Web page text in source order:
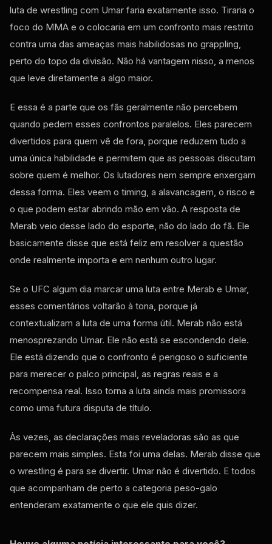
luta de wrestling com Umar faria exatamente isso. Tiraria o
foco do MMA e o colocaria em um confronto mais restrito
contra uma das ameaças mais habilidosas no grappling,
perto do topo da divisão. Não há vantagem nisso, a menos
que leve diretamente a algo maior.
E essa é a parte que os fãs geralmente não percebem
quando pedem esses confrontos paralelos. Eles parecem
divertidos para quem vê de fora, porque reduzem tudo a
uma única habilidade e permitem que as pessoas discutam
sobre quem é melhor. Os lutadores nem sempre enxergam
dessa forma. Eles veem o timing, a alavancagem, o risco e
o que podem estar abrindo mão em vão. A resposta de
Merab veio desse lado do esporte, não do lado do fã. Ele
basicamente disse que está feliz em resolver a questão
onde realmente importa e em nenhum outro lugar.
Se o UFC algum dia marcar uma luta entre Merab e Umar,
esses comentários voltarão à tona, porque já
contextualizam a luta de uma forma útil. Merab não está
menosprezando Umar. Ele não está se escondendo dele.
Ele está dizendo que o confronto é perigoso o suficiente
para merecer o palco principal, as regras reais e a
recompensa real. Isso torna a luta ainda mais promissora
como uma futura disputa de título.
Às vezes, as declarações mais reveladoras são as que
parecem mais simples. Esta foi uma delas. Merab disse que
o wrestling é para se divertir. Umar não é divertido. E todos
que acompanham de perto a categoria peso-galo
entenderam exatamente o que ele quis dizer.